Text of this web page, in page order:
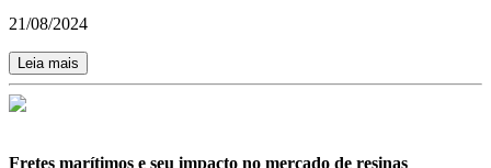
21/08/2024
Leia mais
Fretes marítimos e seu impacto no mercado de resinas